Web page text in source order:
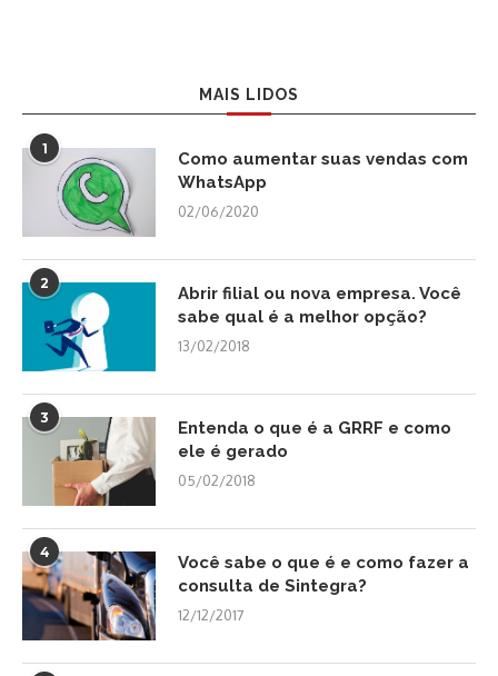
MAIS LIDOS
1
Como aumentar suas vendas com
WhatsApp
02/06/2020
2
Abrir filial ou nova empresa. Você
sabe qual é a melhor opção?
13/02/2018
3
Entenda o que é a GRRF e como
ele é gerado
05/02/2018
4
Você sabe o que é e como fazer a
consulta de Sintegra?
12/12/2017